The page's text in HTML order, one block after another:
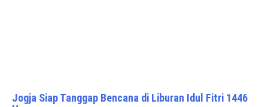
Jogja Siap Tanggap Bencana di Liburan Idul Fitri 1446